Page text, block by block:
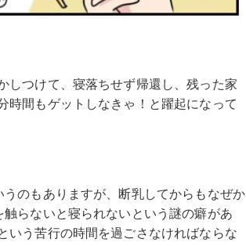
しつけて、寝落ちせず帰還し、残った家
時間もゲットしなきゃ！と躍起になって
のもありますが、断乳してからもなぜか
らないと寝られないという謎の癖があ
いう苦行の時間を過ごさなければならな